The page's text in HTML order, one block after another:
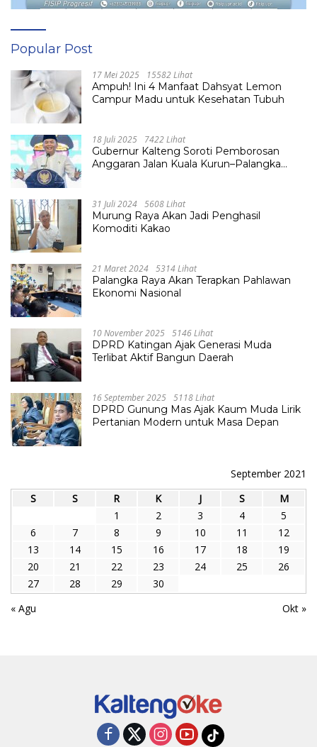
Popular Post
17 Mei 2025 15582 Lihat
Ampuh! Ini 4 Manfaat Dahsyat Lemon
Campur Madu untuk Kesehatan Tubuh
18 Juli 2025 7422 Lihat
Gubernur Kalteng Soroti Pemborosan
Anggaran Jalan Kuala Kurun–Palangka
31 Juli 2024 5608 Lihat
Murung Raya Akan Jadi Penghasil
Komoditi Kakao
21 Maret 2024 5314 Lihat
Palangka Raya Akan Terapkan Pahlawan
Ekonomi Nasional
10 November 2025 5146 Lihat
DPRD Katingan Ajak Generasi Muda
Terlibat Aktif Bangun Daerah
16 September 2025 5118 Lihat
DPRD Gunung Mas Ajak Kaum Muda Lirik
Pertanian Modern untuk Masa Depan
September 2021
S
S R K J S
M
1
2 3 4
5
6
7 8 9 10 11
12
13
14 15 16 17 18
19
20
21 22 23 24 25
26
27
28 29
30
« Agu
Okt »